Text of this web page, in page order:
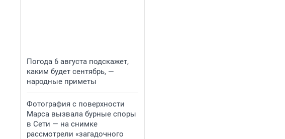
Погода 6 августа подскажет,
каким будет сентябрь, —
народные приметы
Фотография с поверхности
Марса вызвала бурные споры
в Сети — на снимке
рассмотрели «загадочного